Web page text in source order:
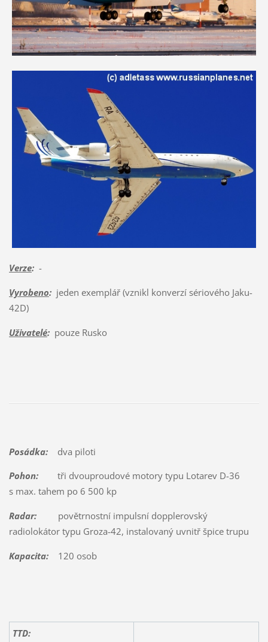
Verze:-
Vyrobeno:jeden exemplář (vznikl konverzí sériového Jaku-
42D)
Uživatelé:pouze Rusko
Posádka:dva piloti
Pohon:tři dvouproudové motory typu Lotarev D-36
s max. tahem po 6 500 kp
Radar:povětrnostní impulsní dopplerovský
radiolokátor typu Groza-42, instalovaný uvnitř špice trupu
Kapacita:120 osob
TTD: